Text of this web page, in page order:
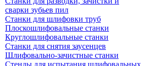
сварки зубьев пил
Станки для шлифовки труб
Плоскошлифовальные станки
Круглошлифовальные станки
Станки для снятия заусенцев
Шлифовально-зачистные станки
Стенды для испытания шлифовальных